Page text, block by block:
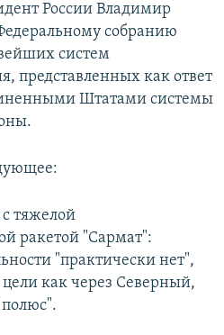
России Владимир
собранию
систем
представленных как ответ
Штатами системы
тяжелой
ракетой "Сармат":
"практически нет",
цели как через Северный,